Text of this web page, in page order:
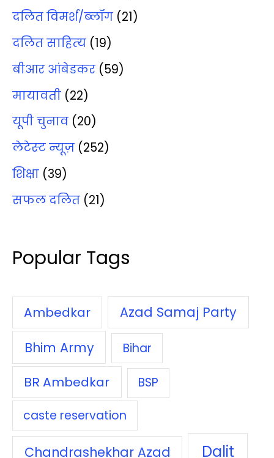
दलित विमर्श/ब्‍लॉग (21)
दलित साहित्‍य (19)
बीआर आंबेडकर (59)
मायावती (22)
यूपी चुनाव (20)
लेटेस्‍ट न्‍यूज़ (252)
शिक्षा (39)
सफल दलित (21)
Popular Tags
Ambedkar
Azad Samaj Party
Bhim Army
Bihar
BR Ambedkar
BSP
caste reservation
Chandrashekhar Azad Dalit